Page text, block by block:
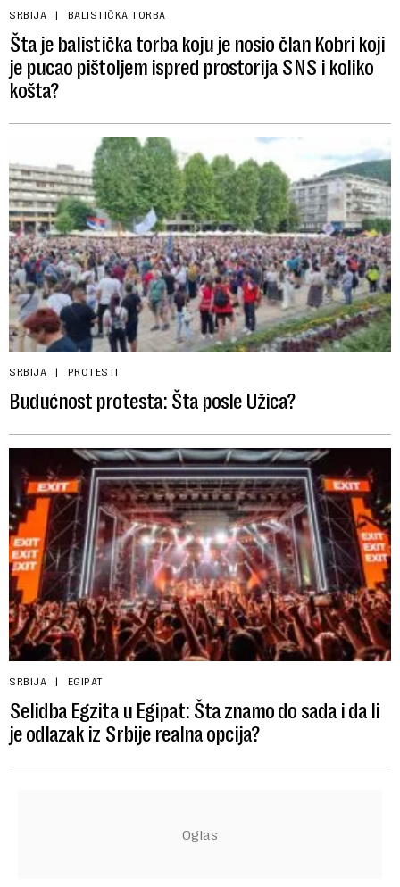
SRBIJA BALISTIČKA TORBA
Šta je balistička torba koju je nosio član Kobri koji
je pucao pištoljem ispred prostorija SNS i koliko
košta?
SRBIJA PROTESTI
Budućnost protesta: Šta posle Užica?
SRBIJA EGIPAT
Selidba Egzita u Egipat: Šta znamo do sada i da li
je odlazak iz Srbije realna opcija?